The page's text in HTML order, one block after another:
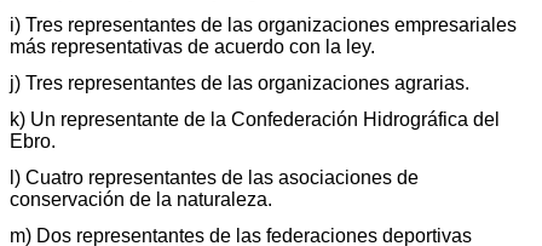
i) Tres representantes de las organizaciones empresariales
más representativas de acuerdo con la ley.
j) Tres representantes de las organizaciones agrarias.
k) Un representante de la Confederación Hidrográfica del
Ebro.
l) Cuatro representantes de las asociaciones de
conservación de la naturaleza.
m) Dos representantes de las federaciones deportivas